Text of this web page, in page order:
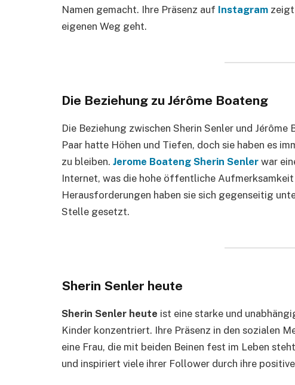
Namen gemacht. Ihre Präsenz auf Instagram zeigt
eigenen Weg geht.
Die Beziehung zu Jérôme Boateng
Die Beziehung zwischen Sherin Senler und
Paar hatte Höhen und Tiefen, doch sie haben es
zu bleiben. Jerome Boateng Sherin Senler war
Internet, was die hohe öffentliche
Herausforderungen haben sie sich gegenseitig
Stelle gesetzt.
Sherin Senler heute
Sherin Senler heute ist eine starke und
Kinder konzentriert. Ihre Präsenz in den sozialen
eine Frau, die mit beiden Beinen fest im Leben
und inspiriert viele ihrer Follower durch ihre